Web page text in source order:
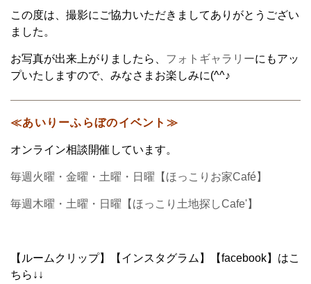
この度は、撮影にご協力いただきましてありがとうござい
ました。
お写真が出来上がりましたら、 フォトギャラリーにもアッ
プいたしますので、みなさまお楽しみに(^^♪
≪あいりーふらぼのイベント≫
オンライン相談開催しています。
毎週火曜・金曜・土曜・日曜【ほっこりお家Café】
毎週木曜・土曜・日曜【ほっこり土地探しCafe'】
【ルームクリップ】【インスタグラム】【facebook】はこ
ちら↓↓